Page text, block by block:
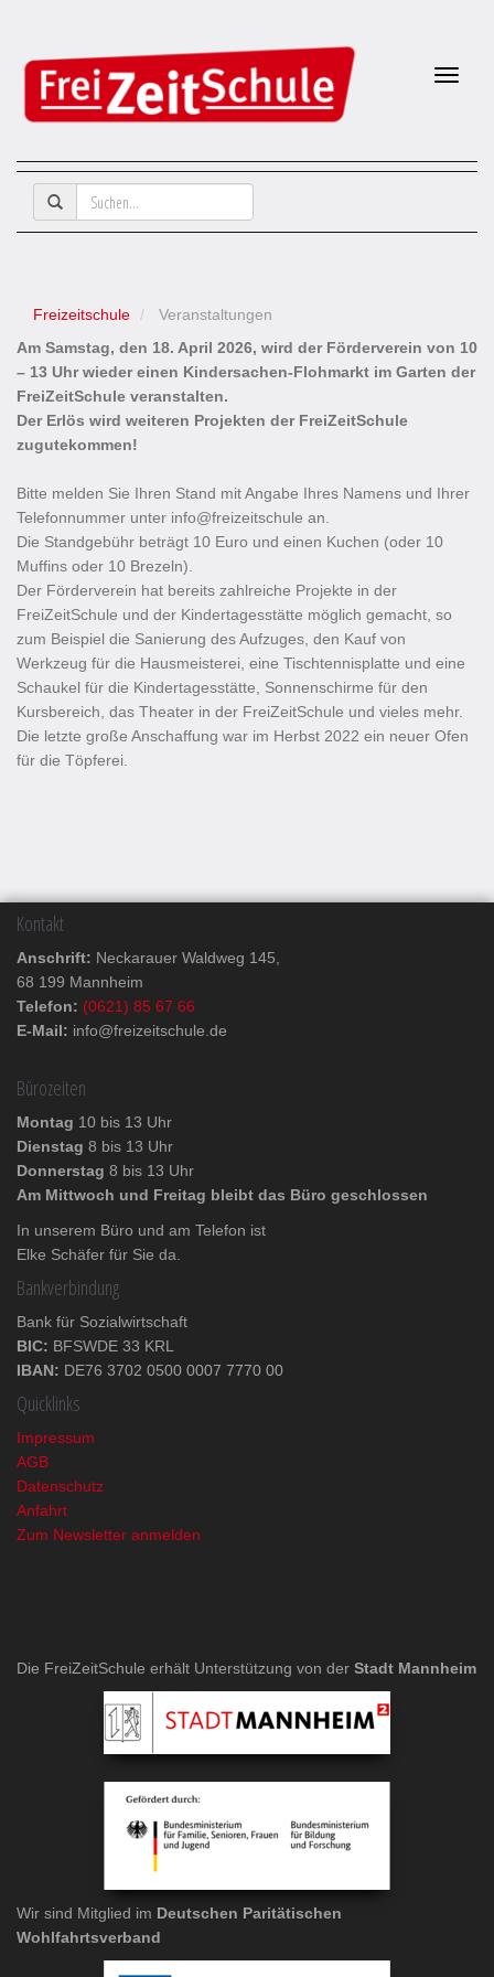
Freizeitschule
Veranstaltungen
Am Samstag, den 18. April 2026, wird der Förderverein von 10
– 13 Uhr wieder einen Kindersachen-Flohmarkt im Garten der
FreiZeitSchule veranstalten.
Der Erlös wird weiteren Projekten der FreiZeitSchule
zugutekommen!
Bitte melden Sie Ihren Stand mit Angabe Ihres Namens und Ihrer
Telefonnummer unter info@freizeitschule an.
Die Standgebühr beträgt 10 Euro und einen Kuchen (oder 10
Muffins oder 10 Brezeln).
Der Förderverein hat bereits zahlreiche Projekte in der
FreiZeitSchule und der Kindertagesstätte möglich gemacht, so
zum Beispiel die Sanierung des Aufzuges, den Kauf von
Werkzeug für die Hausmeisterei, eine Tischtennisplatte und eine
Schaukel für die Kindertagesstätte, Sonnenschirme für den
Kursbereich, das Theater in der FreiZeitSchule und vieles mehr.
Die letzte große Anschaffung war im Herbst 2022 ein neuer Ofen
für die Töpferei.
Kontakt
Anschrift: Neckarauer Waldweg 145,
68 199 Mannheim
Telefon: (0621) 85 67 66
E-Mail: info@freizeitschule.de
Bürozeiten
Montag 10 bis 13 Uhr
Dienstag 8 bis 13 Uhr
Donnerstag 8 bis 13 Uhr
Am Mittwoch und Freitag bleibt das Büro geschlossen
In unserem Büro und am Telefon ist
Elke Schäfer für Sie da.
Bankverbindung
Bank für Sozialwirtschaft
BIC: BFSWDE 33 KRL
IBAN: DE76 3702 0500 0007 7770 00
Quicklinks
Impressum
AGB
Datenschutz
Anfahrt
Zum Newsletter anmelden
Die FreiZeitSchule erhält Unterstützung von der Stadt Mannheim
Wir sind Mitglied im Deutschen Paritätischen
Wohlfahrtsverband